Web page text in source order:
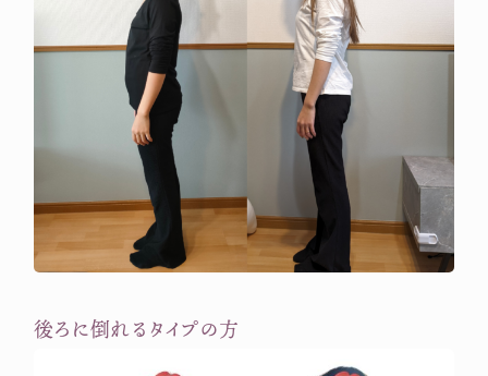
後ろに倒れるタイプの方